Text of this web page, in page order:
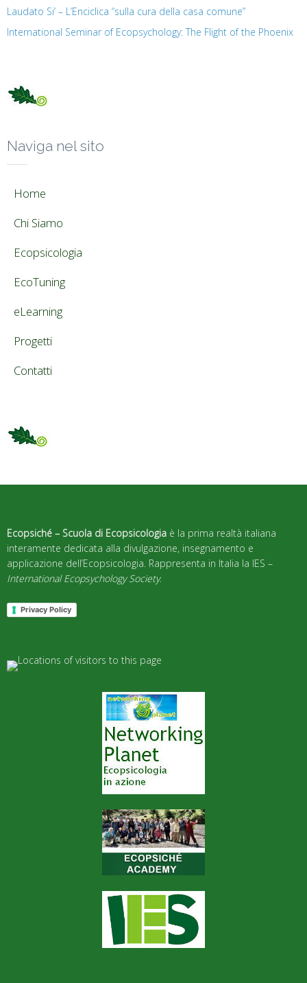
Laudato Si’ – L’Enciclica “sulla cura della casa comune”
International Seminar of Ecopsychology: The Flight of the Phoenix
Naviga nel sito
Home
Chi Siamo
Ecopsicologia
EcoTuning
eLearning
Progetti
Contatti
Ecopsiché – Scuola di Ecopsicologia è la prima realtà italiana
interamente dedicata alla divulgazione, insegnamento e
applicazione dell’Ecopsicologia. Rappresenta in Italia la IES –
International Ecopsychology Society.
Privacy Policy